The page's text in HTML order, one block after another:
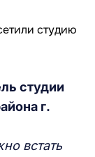
студии
г.
встать